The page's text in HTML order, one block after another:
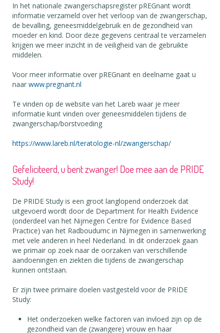
In het nationale zwangerschapsregister pREGnant wordt
informatie verzameld over het verloop van de zwangerschap,
de bevalling, geneesmiddelgebruik en de gezondheid van
moeder en kind. Door deze gegevens centraal te verzamelen
krijgen we meer inzicht in de veiligheid van de gebruikte
middelen.
Voor meer informatie over pREGnant en deelname gaat u
naar www.pregnant.nl
Te vinden op de website van het Lareb waar je meer
informatie kunt vinden over geneesmiddelen tijdens de
zwangerschap/borstvoeding
https://www.lareb.nl/teratologie-nl/zwangerschap/
Gefeliciteerd, u bent zwanger! Doe mee aan de PRIDE
Study!
De PRIDE Study is een groot langlopend onderzoek dat
uitgevoerd wordt door de Department for Health Evidence
(onderdeel van het Nijmegen Centre for Evidence Based
Practice) van het Radboudumc in Nijmegen in samenwerking
met vele anderen in heel Nederland. In dit onderzoek gaan
we primair op zoek naar de oorzaken van verschillende
aandoeningen en ziekten die tijdens de zwangerschap
kunnen ontstaan.
Er zijn twee primaire doelen vastgesteld voor de PRIDE
Study:
Het onderzoeken welke factoren van invloed zijn op de
gezondheid van de (zwangere) vrouw en haar